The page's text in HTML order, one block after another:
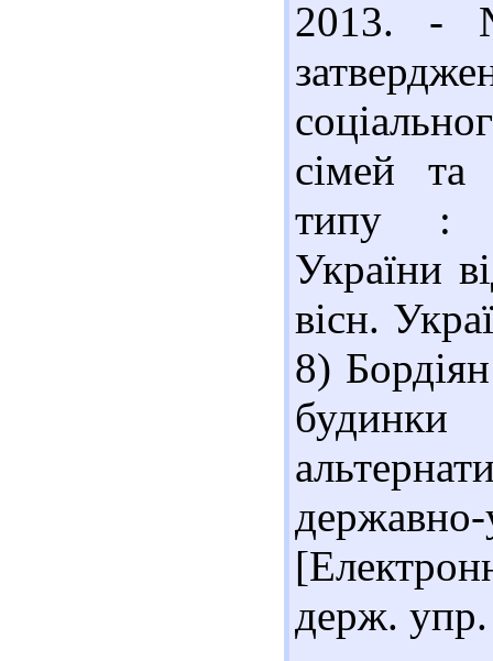
2013. -
сімей та
типу :
України
вісн.
8)
держ.